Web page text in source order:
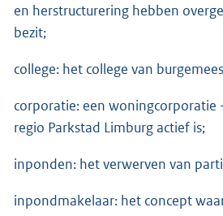
en herstructurering hebben
bezit;
college: het college van
corporatie: een
regio Parkstad Limburg actief is;
inponden: het verwerven van
inpondmakelaar: het concept